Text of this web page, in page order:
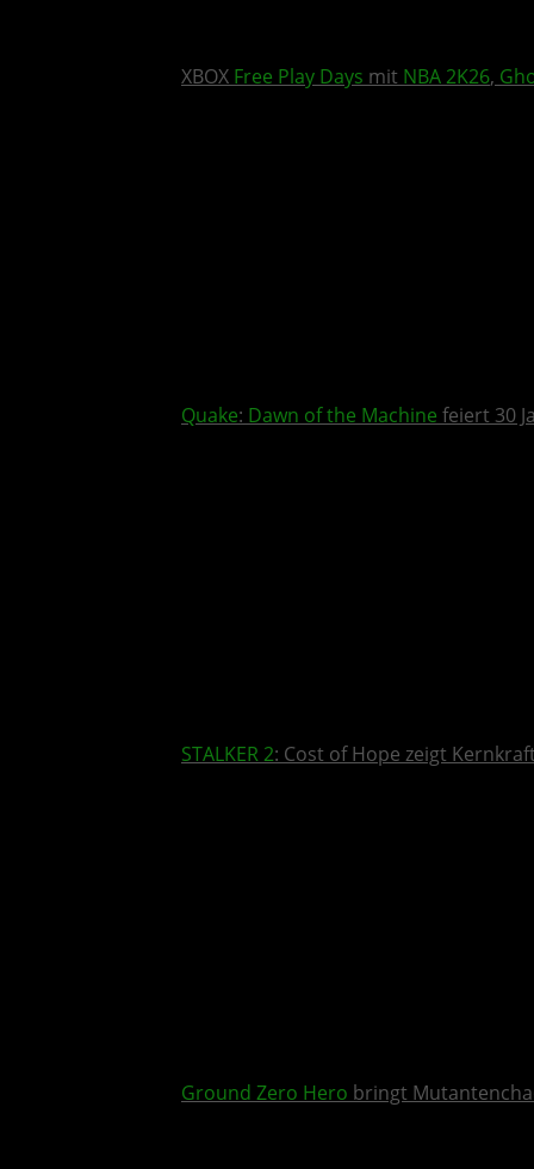
XBOX Free Play Days mit NBA 2K26,
Quake: Dawn of the Machine feiert 30
STALKER 2: Cost of Hope zeigt
Ground Zero Hero bringt